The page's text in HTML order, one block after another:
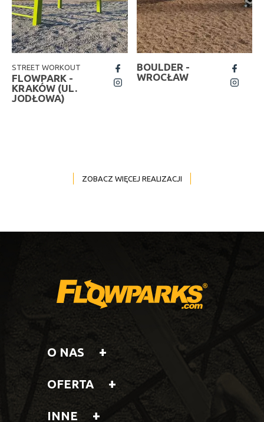
STREET WORKOUT
FLOWPARK -
KRAKÓW (UL.
JODŁOWA)
fb
insta
BOULDER -
WROCŁAW
fb
ZOBACZ WIĘCEJ REALIZACJI
O NAS
OFERTA
INNE